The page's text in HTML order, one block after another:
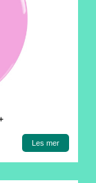
Les mer